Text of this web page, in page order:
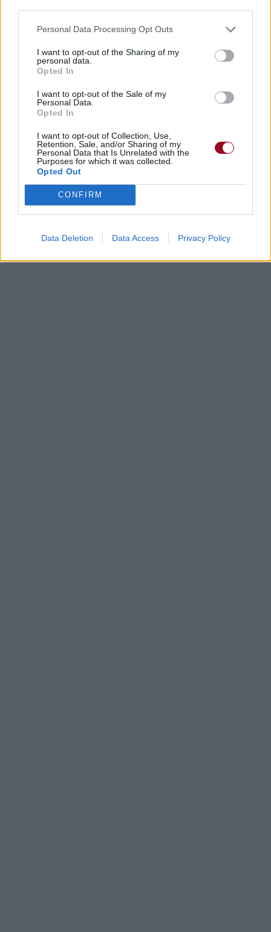
Personal Data Processing Opt Outs
I want to opt-out of the Sharing of my
personal data.
Opted In
I want to opt-out of the Sale of my
Personal Data.
Opted In
I want to opt-out of Collection, Use,
Retention, Sale, and/or Sharing of my
Personal Data that Is Unrelated with the
Purposes for which it was collected.
Opted Out
CONFIRM
Data Deletion Data Access Privacy Policy